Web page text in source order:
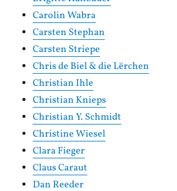
Carolin Wabra
Carsten Stephan
Carsten Striepe
Chris de Biel & die Lërchen
Christian Ihle
Christian Knieps
Christian Y. Schmidt
Christine Wiesel
Clara Fieger
Claus Caraut
Dan Reeder